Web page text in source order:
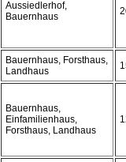
Aussiedlerhof,
Bauernhaus
Bauernhaus, Forsthaus,
Landhaus
Bauernhaus,
Einfamilienhaus,
Forsthaus, Landhaus